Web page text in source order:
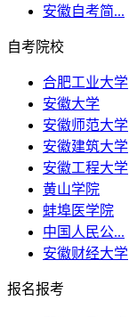
安徽自考简...
自考院校
合肥工业大学
安徽大学
安徽师范大学
安徽建筑大学
安徽工程大学
黄山学院
蚌埠医学院
中国人民公...
安徽财经大学
报名报考